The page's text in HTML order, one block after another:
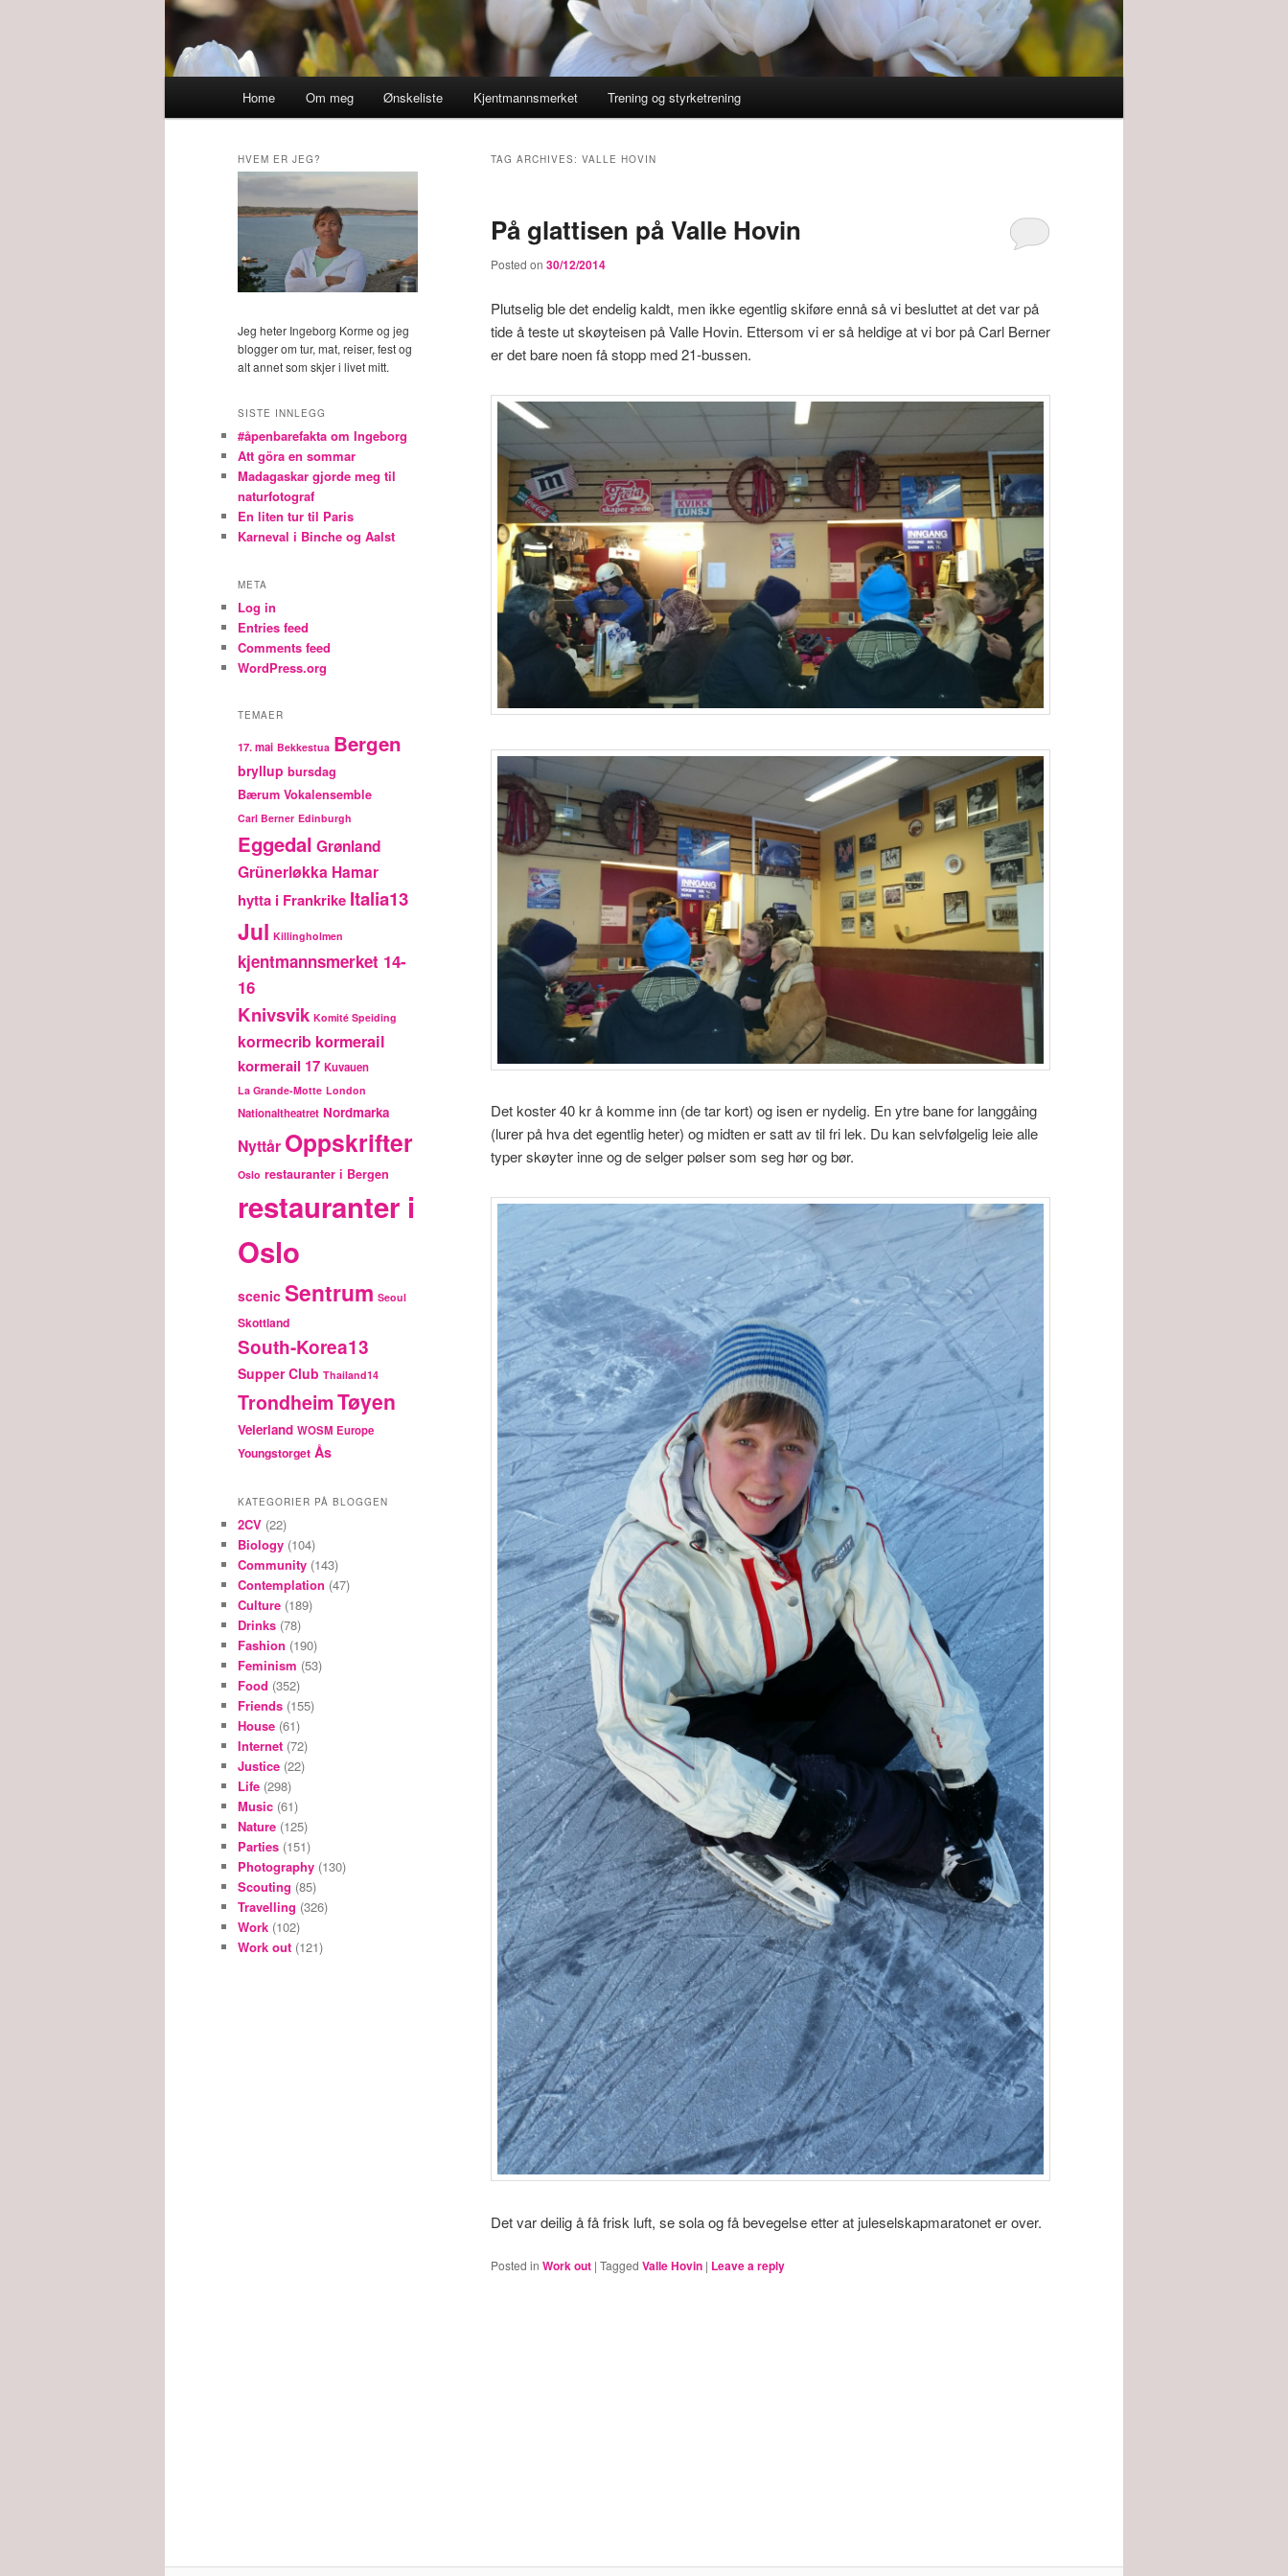
Home Om meg Ønskeliste Kjentmannsmerket Trening og styrketrening
TAG ARCHIVES: VALLE HOVIN
På glattisen på Valle Hovin
Posted on 30/12/2014
Plutselig ble det endelig kaldt, men ikke egentlig skiføre ennå så vi besluttet at det var på
tide å teste ut skøyteisen på Valle Hovin. Ettersom vi er så heldige at vi bor på Carl Berner
er det bare noen få stopp med 21-bussen.
Det koster 40 kr å komme inn (de tar kort) og isen er nydelig. En ytre bane for langgåing
(lurer på hva det egentlig heter) og midten er satt av til fri lek. Du kan selvfølgelig leie alle
typer skøyter inne og de selger pølser som seg hør og bør.
Det var deilig å få frisk luft, se sola og få bevegelse etter at juleselskapmaratonet er over.
Posted in Work out | Tagged Valle Hovin | Leave a reply
HVEM ER JEG?
Jeg heter Ingeborg Korme og jeg
blogger om tur, mat, reiser, fest og
alt annet som skjer i livet mitt.
SISTE INNLEGG
#åpenbarefakta om Ingeborg
Att göra en sommar
Madagaskar gjorde meg til
naturfotograf
En liten tur til Paris
Karneval i Binche og Aalst
META
Log in
Entries feed
Comments feed
WordPress.org
TEMAER
17. mai Bekkestua Bergen
bryllup bursdag
Bærum Vokalensemble
Carl Berner Edinburgh
Eggedal Grønland
Grünerløkka Hamar
hytta i Frankrike Italia13
Jul Killingholmen
kjentmannsmerket 14-
16
Knivsvik Komité Speiding
kormecrib kormerail
kormerail 17 Kuvauen
La Grande-Motte London
Nationaltheatret Nordmarka
Nyttår Oppskrifter
Oslo restauranter i Bergen
restauranter i
Oslo
scenic Sentrum Seoul
Skottland
South-Korea13
Supper Club Thailand14
TrondheimTøyen
Veierland WOSM Europe
Youngstorget Ås
KATEGORIER PÅ BLOGGEN
2CV (22)
Biology (104)
Community (143)
Contemplation (47)
Culture (189)
Drinks (78)
Fashion (190)
Feminism (53)
Food (352)
Friends (155)
House (61)
Internet (72)
Justice (22)
Life (298)
Music (61)
Nature (125)
Parties (151)
Photography (130)
Scouting (85)
Travelling (326)
Work (102)
Work out (121)